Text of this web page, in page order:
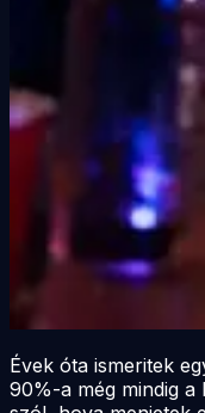
Évek óta ismeritek
90%-a még mindig